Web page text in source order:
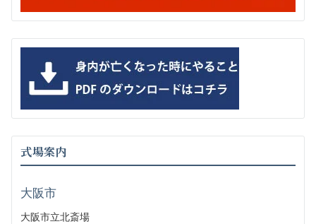
式場案内
大阪市
大阪市立北斎場